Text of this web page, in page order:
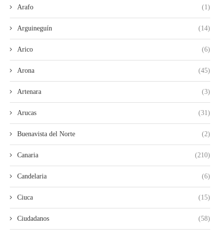
Arafo (1)
Arguineguín (14)
Arico (6)
Arona (45)
Artenara (3)
Arucas (31)
Buenavista del Norte (2)
Canaria (210)
Candelaria (6)
Ciuca (15)
Ciudadanos (58)